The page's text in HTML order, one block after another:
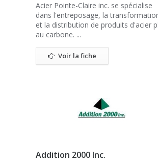
Acier Pointe-Claire inc. se spécialise
dans l'entreposage, la
et la distribution de produits d'acier
au carbone. ...
Voir la fiche
Addition 2000 Inc.